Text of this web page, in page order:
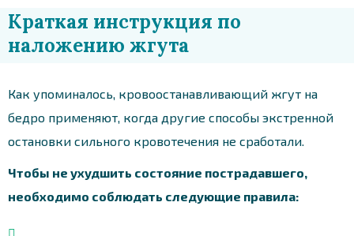
Краткая инструкция по
наложению жгута
Как упоминалось, кровоостанавливающий жгут на
бедро применяют, когда другие способы экстренной
остановки сильного кровотечения не сработали.
Чтобы не ухудшить состояние пострадавшего,
необходимо соблюдать следующие правила: